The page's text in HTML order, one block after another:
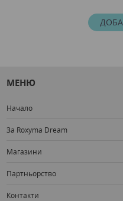
МЕНЮ
Начало
За Roxyma Dream
Магазини
Партньорство
Контакти